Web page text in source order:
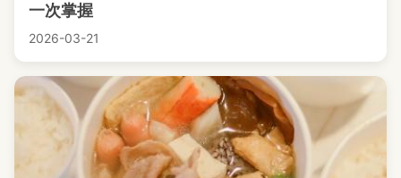
一次掌握
2026-03-21